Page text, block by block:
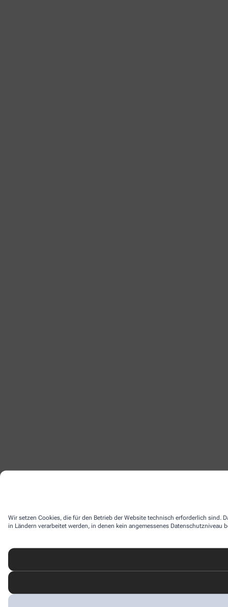
Wir setzen Cookies, die für den Betrieb der Website technisch erforderlich sind.
in Ländern verarbeitet werden, in denen kein angemessenes